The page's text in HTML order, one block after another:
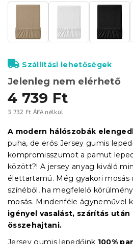
4 739 Ft
3 732 Ft ÁFA nélkül
Jelenleg nem elérhető
Szállítási lehetőségek
A modern hálószobák
puha, de erős Jersey gumis
kompromisszumot a pamut
között?! A jersey anyag kiváló
élettartamú. Még gyakori mosás
színéből, ha megfelelő
mosás. Mindenféle ágyneművel
igényel vasalást, szárítás után
összehajtani.
Jersey gumis lepedőink 100%